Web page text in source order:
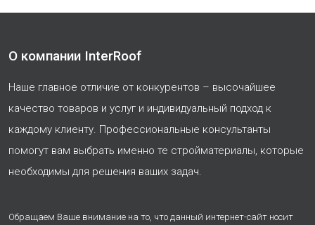
О компании InterRoof
Наше главное отличие от конкурентов – высочайшее
качество товаров и услуг и индивидуальный подход к
каждому клиенту. Профессиональные консультанты
помогут вам выбрать именно те стройматериалы, которые
необходимы для решения ваших задач.
Обращаем Ваше внимание на то, что данный интернет-сайт носит